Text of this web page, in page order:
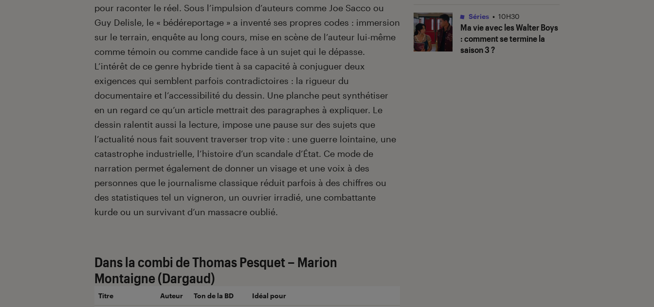
pour raconter le réel. Sous l’impulsion d’auteurs comme Joe Sacco ou
Guy Delisle, le « bédéreportage » a inventé ses propres codes : immersion
sur le terrain, enquête au long cours, mise en scène de l’auteur lui-même
comme témoin ou comme candide face à un sujet qui le dépasse.
L’intérêt de ce genre hybride tient à sa capacité à conjuguer deux
exigences qui semblent parfois contradictoires : la rigueur du
documentaire et l’accessibilité du dessin. Une planche peut synthétiser
en un regard ce qu’un article mettrait des paragraphes à expliquer. Le
dessin ralentit aussi la lecture, impose une pause sur des sujets que
l’actualité nous fait souvent traverser trop vite : une guerre lointaine, une
catastrophe industrielle, l’histoire d’un scandale d’État. Ce mode de
narration permet également de donner un visage et une voix à des
personnes que le journalisme classique réduit parfois à des chiffres ou
des statistiques tel un vigneron, un ouvrier irradié, une combattante
kurde ou un survivant d’un massacre oublié.
Dans la combi de Thomas Pesquet – Marion
Montaigne (Dargaud)
Titre Auteur Ton de la BD Idéal pour
Ma vie avec les Walter Boys
: comment se termine la
saison 3 ?
Séries • 10H30